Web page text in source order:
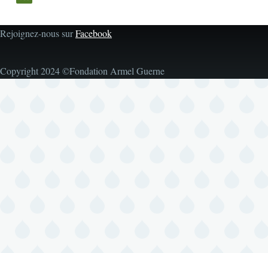
Rejoignez-nous surFacebook
Copyright 2024 ©Fondation Armel Guerne